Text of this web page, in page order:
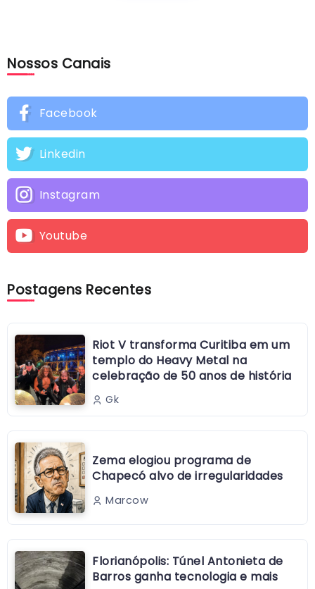
Nossos Canais
Facebook
Linkedin
Instagram
Youtube
Postagens Recentes
Riot V transforma Curitiba em um
templo do Heavy Metal na
celebração de 50 anos de história
Gk
Zema elogiou programa de
Chapecó alvo de irregularidades
Marcow
Florianópolis: Túnel Antonieta de
Barros ganha tecnologia e mais